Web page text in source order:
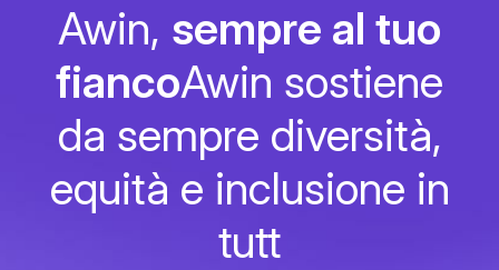
Awin, sempre al tuo
fiancoAwin sostiene
da sempre diversità,
equità e inclusione in
tutt